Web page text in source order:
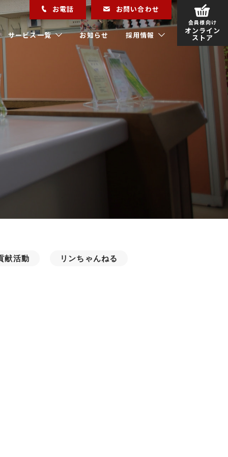
サービス一覧 お知らせ 採用情報
お電話 お問い合わせ
会員様向け
オンライン
ストア
献活動 リンちゃんねる